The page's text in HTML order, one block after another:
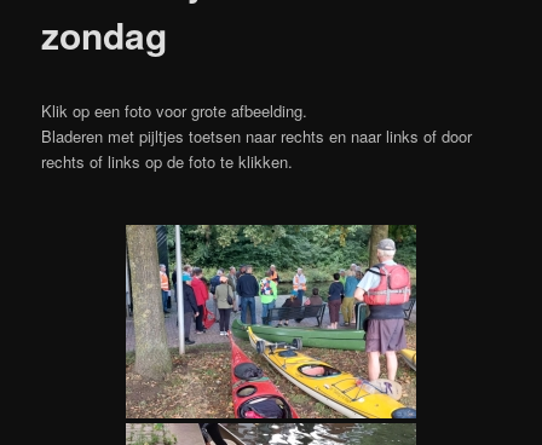
zondag
Klik op een foto voor grote afbeelding.
Bladeren met pijltjes toetsen naar rechts en naar links of door
rechts of links op de foto te klikken.